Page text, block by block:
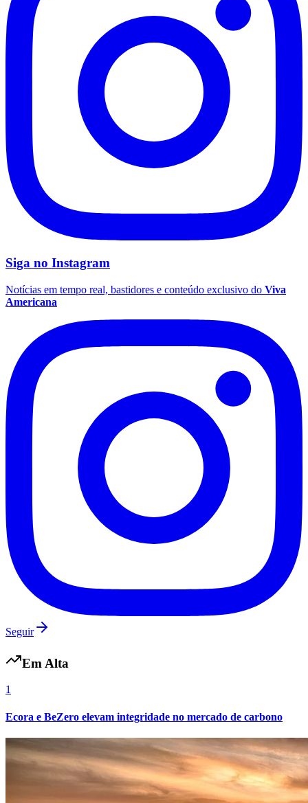
Fortaleza
Athletico-PR
Bragantino
Siga no Instagram
Notícias em tempo real, bastidores e conteúdo exclusivo do Viva
Americana
Seguir
Em Alta
1
Ecora e BeZero elevam integridade no mercado de carbono